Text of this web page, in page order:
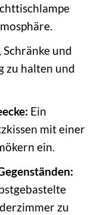
Schränke und
zu halten und
Ein
mit einer
ein.
zu